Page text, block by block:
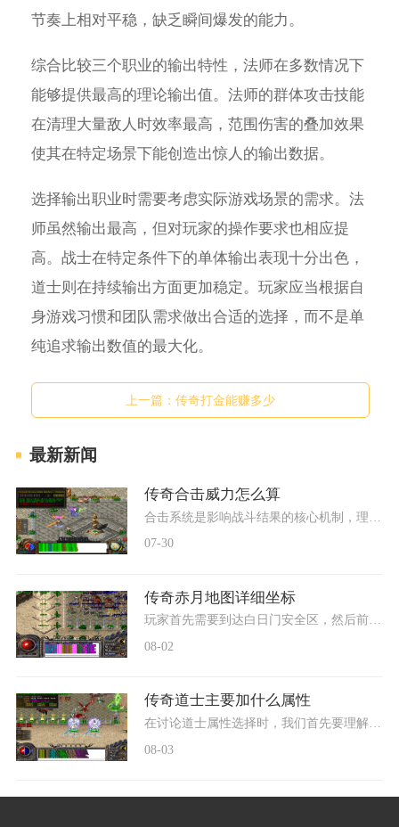
节奏上相对平稳，缺乏瞬间爆发的能力。
综合比较三个职业的输出特性，法师在多数情况下
能够提供最高的理论输出值。法师的群体攻击技能
在清理大量敌人时效率最高，范围伤害的叠加效果
使其在特定场景下能创造出惊人的输出数据。
选择输出职业时需要考虑实际游戏场景的需求。法
师虽然输出最高，但对玩家的操作要求也相应提
高。战士在特定条件下的单体输出表现十分出色，
道士则在持续输出方面更加稳定。玩家应当根据自
身游戏习惯和团队需求做出合适的选择，而不是单
纯追求输出数值的最大化。
上一篇： 传奇打金能赚多少
最新新闻
传奇合击威力怎么算
07-30
传奇赤月地图详细坐标
玩家首先需要到达白日门安全区，然后前往丛林迷宫入口。具体坐标为白日门坐标527可到达白日门野外，白日门野外坐标337进入丛林迷宫，丛林迷宫坐标32可以进入赤月峡谷。需要丛林迷
08-02
传奇道士主要加什么属性
08-03